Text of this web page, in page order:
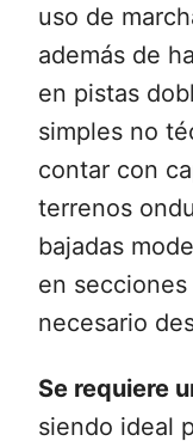
uso de
además de
en pistas
simples no
contar con
terrenos
bajadas
en
necesario
Se requiere
siendo ideal